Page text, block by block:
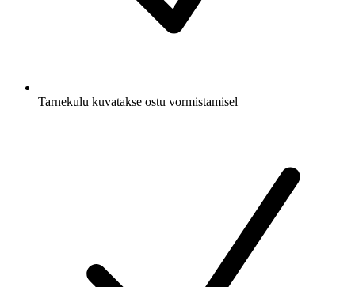
Tarnekulu kuvatakse ostu vormistamisel